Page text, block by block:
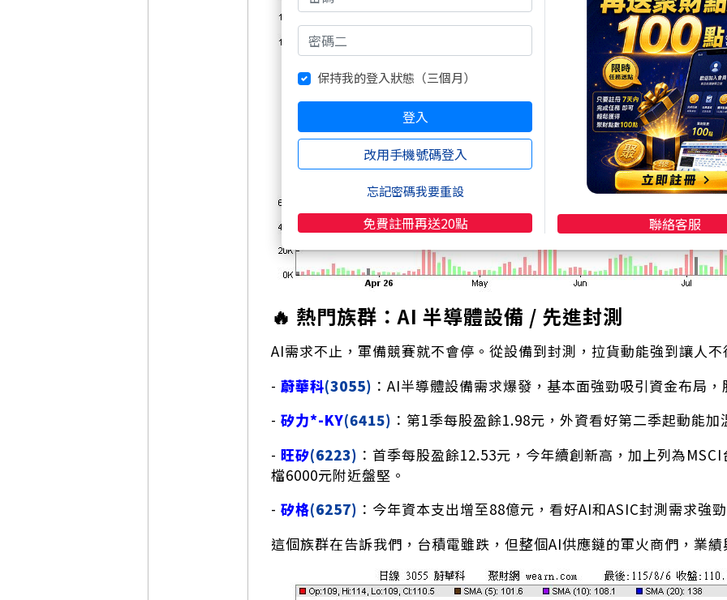
🔥 熱門族群：AI 半導體設備 / 先進封測
AI需求不止，軍備競賽就不會停。從設備到封測，拉貨動能強到讓人
- 蔚華科(3055) ：AI半導體設備需求爆發，基本面強勁吸引資金布局
- 矽力*-KY(6415) ：第1季每股盈餘1.98元，外資看好第二季起動能
- 旺矽(6223) ：首季每股盈餘12.53元，今年續創新高，加上列為
檔6000元附近盤堅。
- 矽格(6257) ：今年資本支出增至88億元，看好AI和ASIC封測需求強
這個族群在告訴我們，台積電雖跌，但整個AI供應鏈的軍火商們，業
保持我的登入狀態（三個月）
登入
改用手機號碼登入
忘記密碼我要重設
免費註冊再送20點 聯絡客服